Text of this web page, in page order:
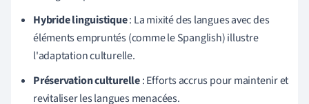
Hybride linguistique: La mixité des langues avec des
éléments empruntés (comme le Spanglish) illustre
l'adaptation culturelle.
Préservation culturelle: Efforts accrus pour maintenir et
revitaliser les langues menacées.